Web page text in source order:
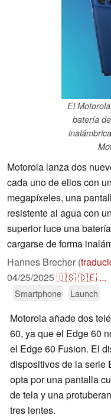
El
batería
Motorola lanza dos
cada uno de ellos con
megapíxeles, una
resistente al agua con
superior luce una
cargarse de forma
Hannes Brecher (
04/25/2025🇺🇸🇩🇪 ...
Smartphone Launch
Motorola añade dos
60, ya que el Edge 60
el Edge 60 Fusion. El
dispositivos de la serie
opta por una pantalla
de tela y una
tres lentes.